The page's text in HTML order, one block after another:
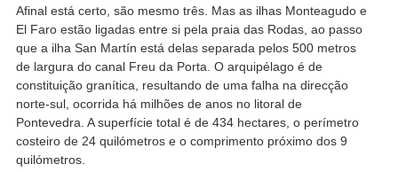
Afinal está certo, são mesmo três. Mas as ilhas Monteagudo e
El Faro estão ligadas entre si pela praia das Rodas, ao passo
que a ilha San Martín está delas separada pelos 500 metros
de largura do canal Freu da Porta. O arquipélago é de
constituição granítica, resultando de uma falha na direcção
norte-sul, ocorrida há milhões de anos no litoral de
Pontevedra. A superfície total é de 434 hectares, o perímetro
costeiro de 24 quilómetros e o comprimento próximo dos 9
quilómetros.